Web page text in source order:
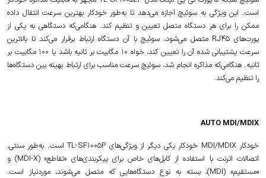
است. این ویژگی به سوئیچ اجازه می‌دهد تا به‌طور خودکار بهترین سرعت انتقال داده
ممکن را برای هر دستگاه متصل تعیین و تنظیم کند. هنگامی‌که دستگاهی به یکی از
پورت‌های RJ45 متصل می‌شود، سوئیچ با آن دستگاه ارتباط برقرار می‌کند تا بالاترین
سرعت پشتیبانی شده آن را تعیین کند، خواه 10 مگابیت بر ثانیه باشد یا 100 مگابیت بر
ثانیه. هنگامی‌که مذاکره انجام شد، سوئیچ سرعت مناسب برای ارتباط بهینه بین دستگاه‌ها
را تنظیم می‌کند.
AUTO MDI/MDIX
خودکار MDI/MDIX خودکار یکی دیگر از ویژگی‌های TL-SF1005P است. به‌طور سنتی،
اتصالات اترنت با استفاده از کابل‌های خاص برای پیکربندی‌های «تقاطع» (MDI-X) و
«مستقیم» (MDI)، بسته به نوع دستگاه‌هایی که متصل می‌شوند، موردنیاز است.